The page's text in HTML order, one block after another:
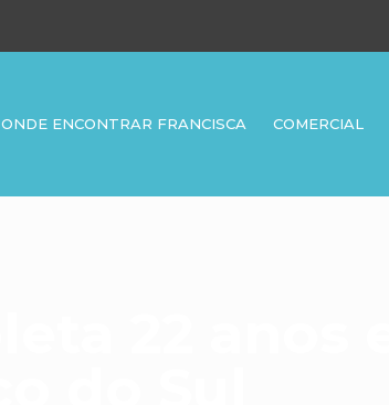
ONDE ENCONTRAR FRANCISCA COMERCIAL